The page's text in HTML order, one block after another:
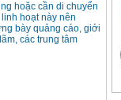
hoặc cần di chuyển
hoạt này nên
bày quảng cáo, giới
các trung tâm